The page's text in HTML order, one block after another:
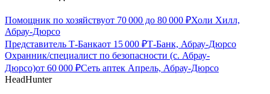
Помощник по хозяйствуот 70 000 до 80 000 ₽Холи Хилл,
Абрау-Дюрсо
Представитель Т-Банкаот 15 000 ₽Т-Банк, Абрау-Дюрсо
Охранник/специалист по безопасности (с. Абрау-
Дюрсо)от 60 000 ₽Сеть аптек Апрель, Абрау-Дюрсо
HeadHunter